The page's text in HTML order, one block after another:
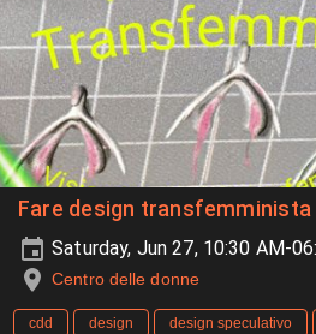
Fare design transfemminista
Saturday, Jun 27, 10:30 AM-
Centro delle donne
cdd design design speculativo